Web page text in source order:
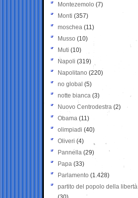
Montezemolo (7)
Monti (357)
moschea (11)
Musso (10)
Muti (10)
Napoli (319)
Napolitano (220)
no global (5)
notte bianca (3)
Nuovo Centrodestra (2)
Obama (11)
olimpiadi (40)
Oliveri (4)
Pannella (29)
Papa (33)
Parlamento (1.428)
partito del popolo della libertà